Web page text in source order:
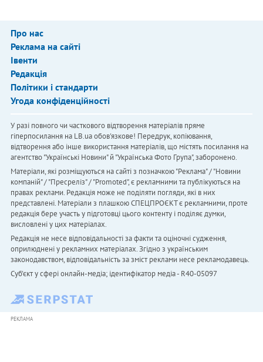
Про нас
Реклама на сайті
Івенти
Редакція
Політики і стандарти
Угода конфіденційності
У разі повного чи часткового відтворення матеріалів пряме
гіперпосилання на LB.ua обов'язкове! Передрук, копіювання,
відтворення або інше використання матеріалів, що містять посилання на
агентство "Українськi Новини" й "Українська Фото Група", заборонено.
Матеріали, які розміщуються на сайті з позначкою "Реклама" / "Новини
компаній" / "Пресреліз" / "Promoted", є рекламними та публікуються на
правах реклами. Редакція може не поділяти погляди, які в них
представлені. Матеріали з плашкою СПЕЦПРОЄКТ є рекламними, проте
редакція бере участь у підготовці цього контенту і поділяє думки,
висловлені у цих матеріалах.
Редакція не несе відповідальності за факти та оціночні судження,
оприлюднені у рекламних матеріалах. Згідно з українським
законодавством, відповідальність за зміст реклами несе рекламодавець.
Cуб'єкт у сфері онлайн-медіа; ідентифікатор медіа - R40-05097
РЕКЛАМА